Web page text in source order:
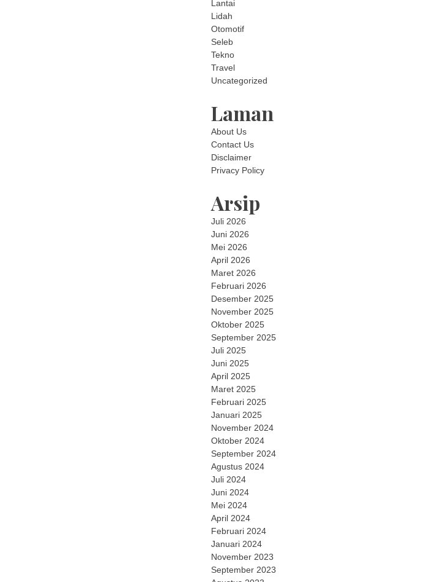
Lantai
Lidah
Otomotif
Seleb
Tekno
Travel
Uncategorized
Laman
About Us
Contact Us
Disclaimer
Privacy Policy
Arsip
Juli 2026
Juni 2026
Mei 2026
April 2026
Maret 2026
Februari 2026
Desember 2025
November 2025
Oktober 2025
September 2025
Juli 2025
Juni 2025
April 2025
Maret 2025
Februari 2025
Januari 2025
November 2024
Oktober 2024
September 2024
Agustus 2024
Juli 2024
Juni 2024
Mei 2024
April 2024
Februari 2024
Januari 2024
November 2023
September 2023